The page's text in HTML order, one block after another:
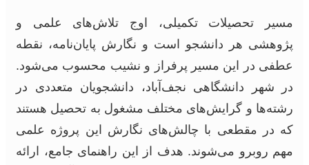
مسیر تحصیلات تکمیلی، اوج تلاش‌های علمی و
پژوهشی هر دانشجو است و نگارش پایان‌نامه، نقطه
عطفی در این مسیر پرفراز و نشیب محسوب می‌شود.
در شهر دانشگاهی نجف‌آباد، دانشجویان متعددی در
رشته‌ها و گرایش‌های مختلف مشغول به تحصیل هستند
که در مقطعی با چالش‌های نگارش این پروژه علمی
مهم روبرو می‌شوند. هدف از این راهنمای جامع، ارائه